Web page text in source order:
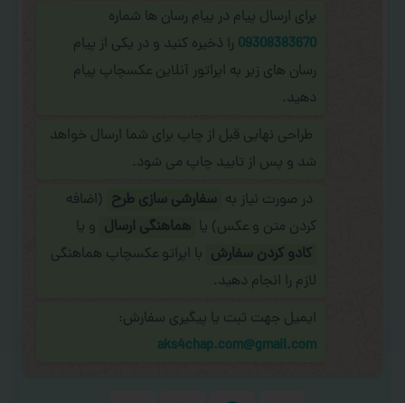
برای ارسال پیام در پیام رسان ها شماره
09308383670 را ذخیره کنید و در یکی از پیام
رسان های زیر به اپراتور آنلاین عکسچاپ پیام
دهید.
طراحی نهایی قبل از چاپ برای شما ارسال خواهد
شد و پس از تایید چاپ می شود.
در صورت نیاز به سفارشی سازی طرح (اضافه
کردن متن و عکس) یا هماهنگی ارسال و یا
کادو کردن سفارش با اپراتو عکسچاپ هماهنگی
لازم را انجام دهید.
ایمیل جهت ثبت یا پیگیری سفارش:
aks4chap.com@gmail.com